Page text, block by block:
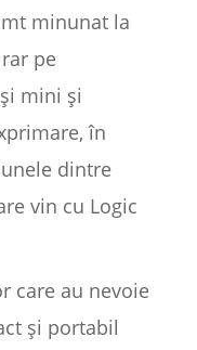
minunat la
pe
mini și
în
dintre
vin cu Logic
care au nevoie
și portabil